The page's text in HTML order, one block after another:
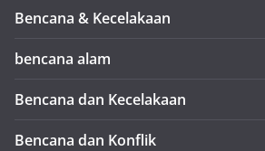
Bencana & Kecelakaan
bencana alam
Bencana dan Kecelakaan
Bencana dan Konflik